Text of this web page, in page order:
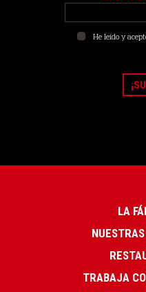
He leído y
LA
TRABAJA